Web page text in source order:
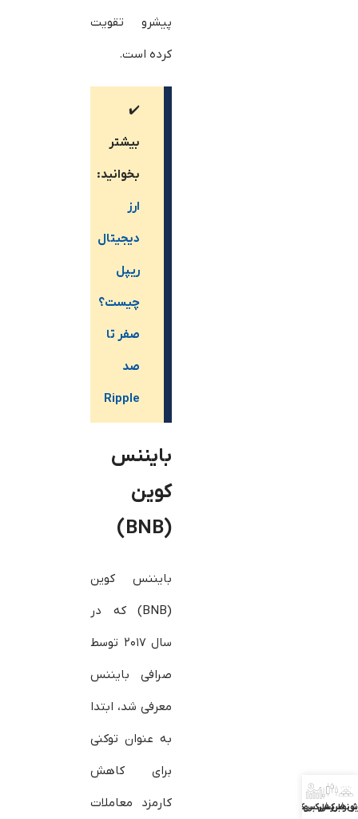
پیشرو تقویت
کرده است.
✔️
بیشتر
بخوانید:
ارز
دیجیتال
ریپل
چیست؟
صفر تا
صد
Ripple
بایننس
کوین
(BNB)
بایننس کوین
(BNB) که در
سال ۲۰۱۷ توسط
صرافی بایننس
معرفی شد، ابتدا
به عنوان توکنی
برای کاهش
کارمزد معاملات
فارکس
بونوس فارکس
بررسی بروکرها